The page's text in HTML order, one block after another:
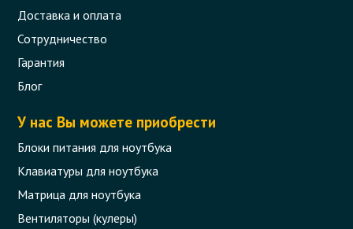
Доставка и оплата
Сотрудничество
Гарантия
Блог
У нас Вы можете приобрести
Блоки питания для ноутбука
Клавиатуры для ноутбука
Матрица для ноутбука
Вентиляторы (кулеры)